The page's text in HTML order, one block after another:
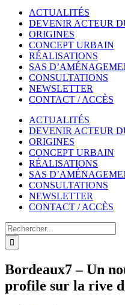
ACTUALITÉS
DEVENIR ACTEUR
ORIGINES
CONCEPT URBAIN
RÉALISATIONS
SAS
CONSULTATIONS
NEWSLETTER
CONTACT / ACCÈS
ACTUALITÉS
DEVENIR ACTEUR
ORIGINES
CONCEPT URBAIN
RÉALISATIONS
SAS
CONSULTATIONS
NEWSLETTER
CONTACT / ACCÈS
Rechercher
Bordeaux7 – Un
profile sur la rive